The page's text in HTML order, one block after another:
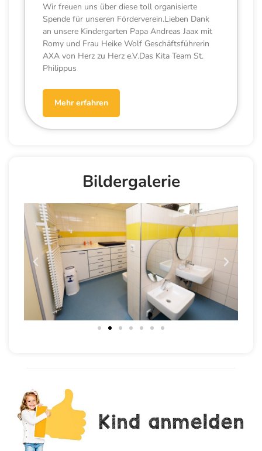
Wir freuen uns über diese toll organisierte
Spende für unseren Förderverein.Lieben Dank
an unsere Kindergarten Papa Andreas Jaax mit
Romy und Frau Heike Wolf Geschäftsführerin
AXA von Herz zu Herz e.V.Das Kita Team St.
Philippus
Mehr erfahren
Bildergalerie